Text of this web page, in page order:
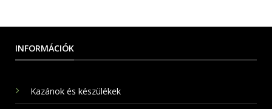
INFORMÁCIÓK
Kazánok és készülékek